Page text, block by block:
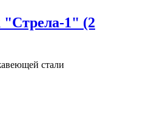
1" (2
стали